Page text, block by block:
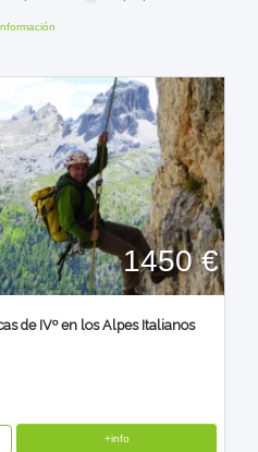
1450 €
de IVº en los Alpes Italianos
+info